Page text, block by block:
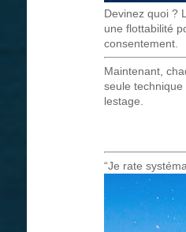
Devinez quoi ?
une flottabilité
consentement.
Maintenant,
seule
lestage.
“Je rate